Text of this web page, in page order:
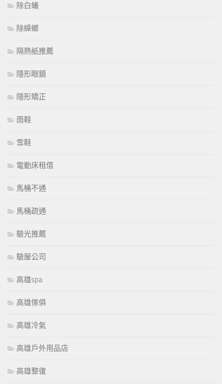
除白蟻
除蟑螂
隔熱紙推薦
隱形眼鏡
隱形矯正
雨鞋
雪鞋
電動床租借
馬桶不通
馬桶疏通
驗光推薦
驗屋公司
高雄spa
高雄傢俱
高雄冷氣
高雄戶外用品店
高雄整復